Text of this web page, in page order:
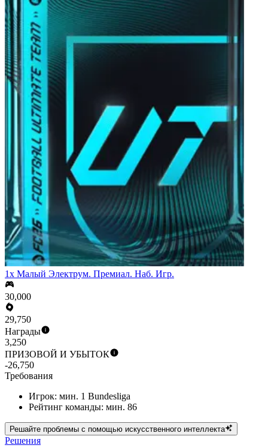
1x Малый Электрум. Премиал. Наб. Игр.
30,000
29,750
Награды
3,250
ПРИЗОВОЙ И УБЫТОК
-26,750
Требования
Игрок: мин. 1 Bundesliga
Рейтинг команды: мин. 86
Решайте проблемы с помощью искусственного интеллекта
Решения